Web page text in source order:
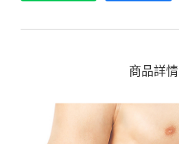
商品詳情